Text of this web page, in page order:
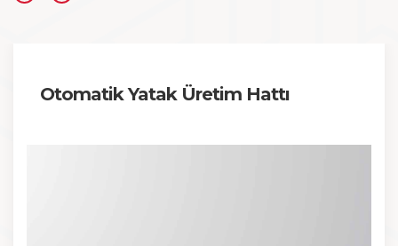
Otomatik Yatak Üretim Hattı